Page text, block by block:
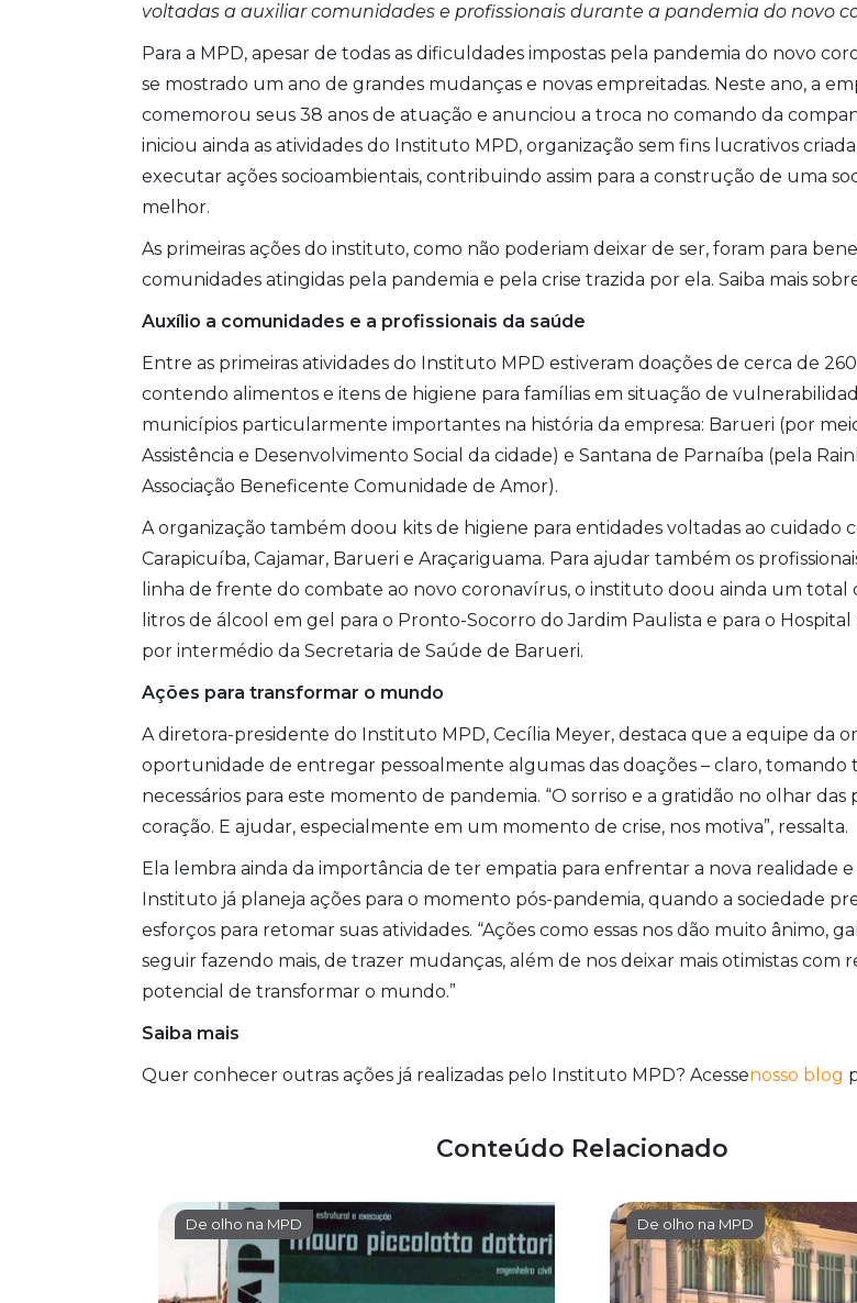
voltadas a auxiliar comunidades e profissionais durante a pandemia do novo
Para a MPD, apesar de todas as dificuldades impostas pela pandemia do novo
se mostrado um ano de grandes mudanças e novas empreitadas. Neste ano, a
comemorou seus 38 anos de atuação e anunciou a troca no comando da
iniciou ainda as atividades do Instituto MPD, organização sem fins lucrativos
executar ações socioambientais, contribuindo assim para a construção de uma
melhor.
As primeiras ações do instituto, como não poderiam deixar de ser, foram para
comunidades atingidas pela pandemia e pela crise trazida por ela. Saiba mais
Auxílio a comunidades e a profissionais da saúde
Entre as primeiras atividades do Instituto MPD estiveram doações de cerca de 260
contendo alimentos e itens de higiene para famílias em situação de
municípios particularmente importantes na história da empresa: Barueri (por
Assistência e Desenvolvimento Social da cidade) e Santana de Parnaíba (pela
Associação Beneficente Comunidade de Amor).
A organização também doou kits de higiene para entidades voltadas ao cuidado
Carapicuíba, Cajamar, Barueri e Araçariguama. Para ajudar também os
linha de frente do combate ao novo coronavírus, o instituto doou ainda um total
litros de álcool em gel para o Pronto-Socorro do Jardim Paulista e para o Hospital
por intermédio da Secretaria de Saúde de Barueri.
Ações para transformar o mundo
A diretora-presidente do Instituto MPD, Cecília Meyer, destaca que a equipe da
oportunidade de entregar pessoalmente algumas das doações – claro, tomando
necessários para este momento de pandemia. “O sorriso e a gratidão no olhar das
coração. E ajudar, especialmente em um momento de crise, nos motiva”, ressalta.
Ela lembra ainda da importância de ter empatia para enfrentar a nova realidade
Instituto já planeja ações para o momento pós-pandemia, quando a sociedade
esforços para retomar suas atividades. “Ações como essas nos dão muito ânimo,
seguir fazendo mais, de trazer mudanças, além de nos deixar mais otimistas com
potencial de transformar o mundo.”
Saiba mais
Quer conhecer outras ações já realizadas pelo Instituto MPD? Acessenosso blog
Conteúdo Relacionado
De olho na MPD De olho na MPD